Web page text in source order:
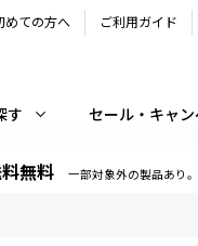
めての方へ ご利用ガイド
す セール・キャン
無料 一部対象外の製品あり